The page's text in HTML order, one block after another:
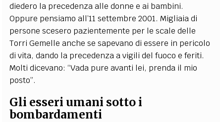
diedero la precedenza alle donne e ai bambini.
Oppure pensiamo all’11 settembre 2001. Migliaia di
persone scesero pazientemente per le scale delle
Torri Gemelle anche se sapevano di essere in pericolo
di vita, dando la precedenza a vigili del fuoco e feriti.
Molti dicevano: “Vada pure avanti lei, prenda il mio
posto”.
Gli esseri umani sotto i
bombardamenti